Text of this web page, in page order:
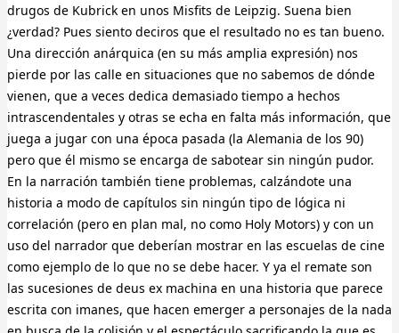
drugos de Kubrick en unos Misfits de Leipzig. Suena bien
¿verdad? Pues siento deciros que el resultado no es tan bueno.
Una dirección anárquica (en su más amplia expresión) nos
pierde por las calle en situaciones que no sabemos de dónde
vienen, que a veces dedica demasiado tiempo a hechos
intrascendentales y otras se echa en falta más información, que
juega a jugar con una época pasada (la Alemania de los 90)
pero que él mismo se encarga de sabotear sin ningún pudor.
En la narración también tiene problemas, calzándote una
historia a modo de capítulos sin ningún tipo de lógica ni
correlación (pero en plan mal, no como Holy Motors) y con un
uso del narrador que deberían mostrar en las escuelas de cine
como ejemplo de lo que no se debe hacer. Y ya el remate son
las sucesiones de deus ex machina en una historia que parece
escrita con imanes, que hacen emerger a personajes de la nada